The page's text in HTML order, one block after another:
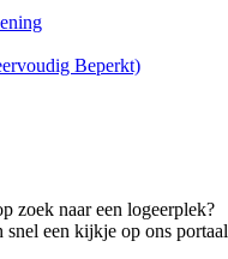
Beperkt)
zoek naar een logeerplek?
snel een kijkje op ons portaal